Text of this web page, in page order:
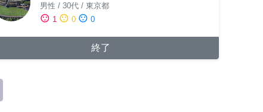
男性 / 30代 / 東京都
sentiment_satisfied 1 sentiment_neutral 0 sentiment_dissatisfied 0
終了